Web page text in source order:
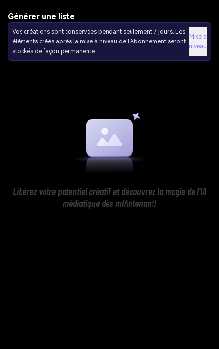
Générer une liste
Vos créations sont conservées pendant seulement 7 jours. Les
éléments créés après la mise à niveau de l'Abonnement seront
stockés de façon permanente.
Mise à
niveau
Libérez votre potentiel créatif et découvrez la magie de l'IA
médiatique dès mIAntenant!